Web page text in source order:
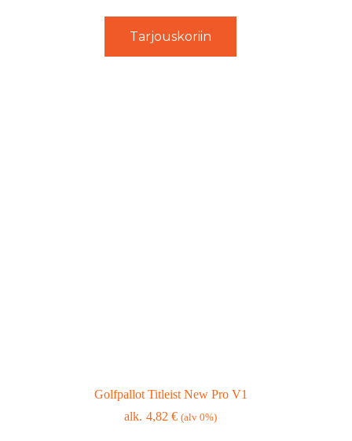
Tarjouskoriin
Golfpallot Titleist New Pro V1
4,82€ (alv 0%)